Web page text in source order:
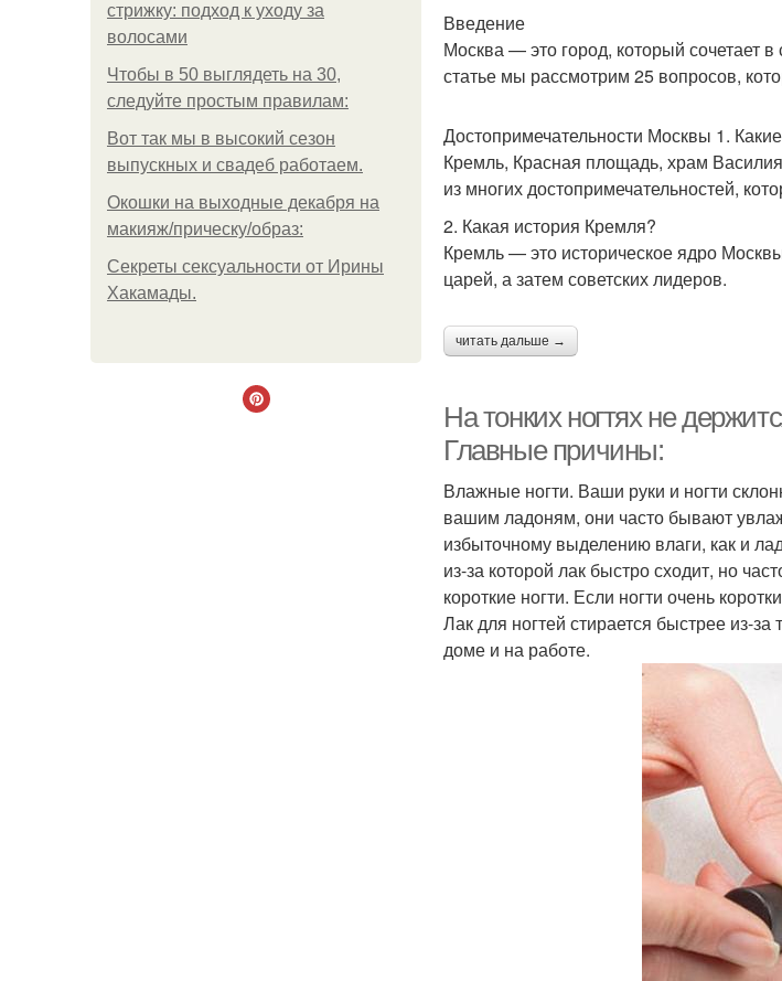
стрижку: подход к уходу за
волосами
Чтобы в 50 выглядеть на 30,
следуйте простым правилам:
Вот так мы в высокий сезон
выпускных и свадеб работаем.
Окошки на выходные декабря на
макияж/прическу/образ:
Секреты сексуальности от Ирины
Хакамады.
Введение
Москва — это город, который сочетает
статье мы рассмотрим 25 вопросов,
Достопримечательности Москвы 1.
Кремль, Красная площадь, храм
из многих достопримечательностей,
2. Какая история Кремля?
Кремль — это историческое ядро
царей, а затем советских лидеров.
читать дальше →
На тонких ногтях не
Главные причины:
Влажные ногти. Ваши руки и ногти
вашим ладоням, они часто бывают
избыточному выделению влаги, как и
из-за которой лак быстро сходит, но
короткие ногти. Если ногти очень
Лак для ногтей стирается быстрее из-
доме и на работе.